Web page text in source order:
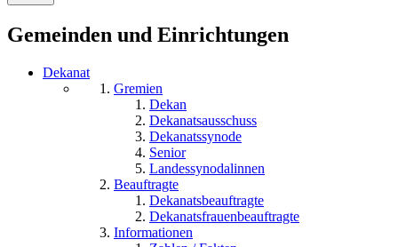
Gemeinden und Einrichtungen
Dekanat
Gremien
Dekan
Dekanatsausschuss
Dekanatssynode
Senior
Landessynodalinnen
Beauftragte
Dekanatsbeauftragte
Dekanatsfrauenbeauftragte
Informationen